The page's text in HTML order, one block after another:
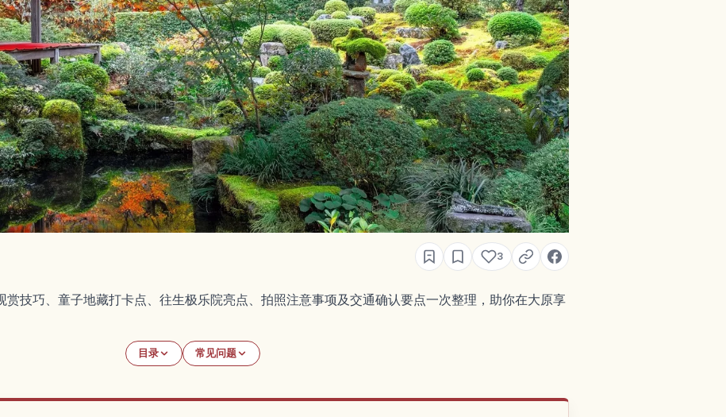
3
赏技巧、童子地藏打卡点、往生极乐院亮点、拍照注意事项及交通确认要点一次整理，助你在大原享
目录 常见问题